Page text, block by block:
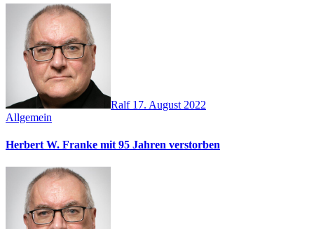
Ralf 17. August 2022
Allgemein
Herbert W. Franke mit 95 Jahren verstorben